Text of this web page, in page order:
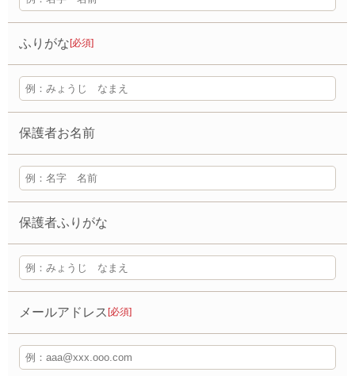
ふりがな [必須]
保護者お名前
保護者ふりがな
メールアドレス [必須]